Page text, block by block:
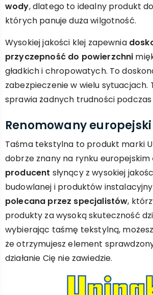
wody, dlatego to idealny produkt
których panuje duża wilgotność.
Wysokiej jakości klej zapewnia
przyczepność do powierzchni
gładkich i chropowatych. To
zabezpieczenie w wielu sytuacjach.
sprawia żadnych trudności
Renomowany
Taśma tekstylna to produkt marki
dobrze znany na rynku europejskim
producent słynący z wysokiej
budowlanej i produktów
polecana przez specjalistów,
produkty za wysoką skuteczność
wybierając taśmę tekstylną,
że otrzymujesz element
działanie Cię nie zawiedzie.